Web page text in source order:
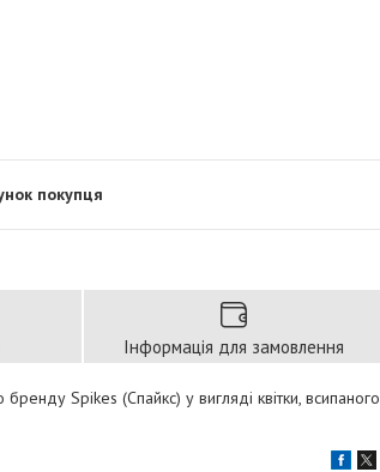
покупця
Інформація для замовлення
Spikes (Спайкс) у вигляді квітки, всипаного